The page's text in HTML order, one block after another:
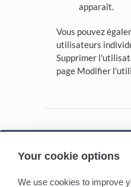
Your cookie options
We use cookies to improve
apparaît.
Vous pouvez
utilisateurs
Supprimer
page Modifier
Powered